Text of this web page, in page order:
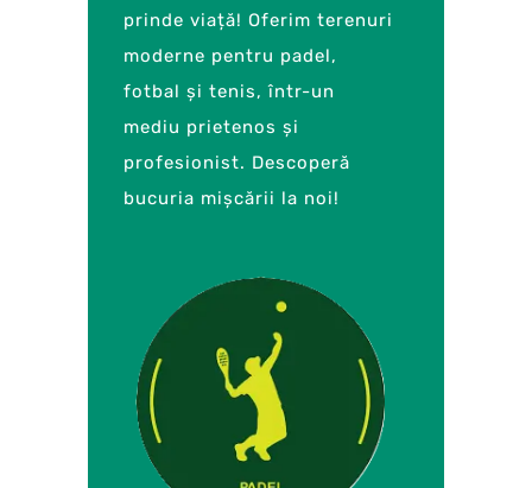
prinde viață! Oferim terenuri
moderne pentru padel,
fotbal și tenis, într-un
mediu prietenos și
profesionist. Descoperă
bucuria mișcării la noi!